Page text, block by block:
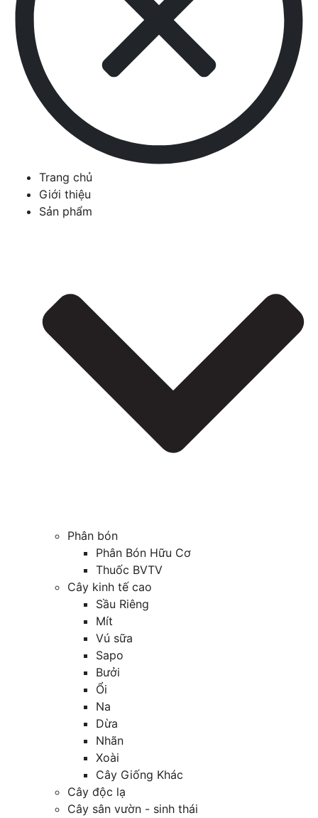
Trang chủ
Giới thiệu
Sản phẩm
Phân bón
Phân Bón Hữu Cơ
Thuốc BVTV
Cây kinh tế cao
Sầu Riêng
Mít
Vú sữa
Sapo
Bưởi
Ổi
Na
Dừa
Nhãn
Xoài
Cây Giống Khác
Cây độc lạ
Cây sân vườn - sinh thái